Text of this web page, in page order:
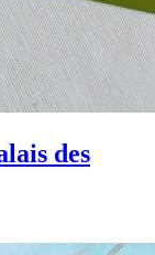
des